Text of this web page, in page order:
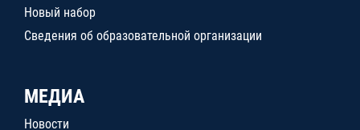
Новый набор
Сведения об образовательной организации
МЕДИА
Новости